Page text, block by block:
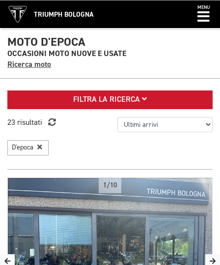
TRIUMPH BOLOGNA
MENU
MOTO D'EPOCA
OCCASIONI MOTO NUOVE E USATE
Ricerca moto
FILTRA LA RICERCA
23 risultati
D'epoca
1/10